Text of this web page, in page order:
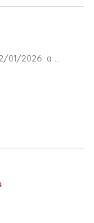
01/2026 a